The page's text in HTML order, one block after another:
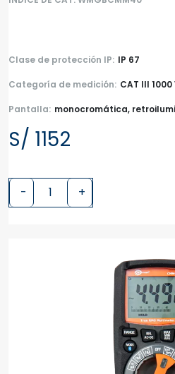
Clase de protección IP: IP 67
Categoría de medición: CAT III
Pantalla: monocromática,
S/ 1152
- +